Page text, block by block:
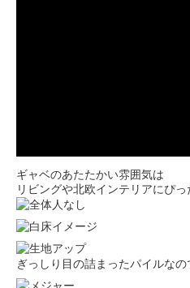
ギャベのあたたかい雰囲気は
リビングや北欧インテリアにぴっ
ぎっしり目の詰まったパイルなの